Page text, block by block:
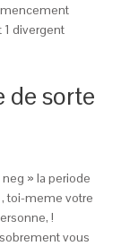
1 divergent
de sorte
» la periode
toi-meme votre
!
vous